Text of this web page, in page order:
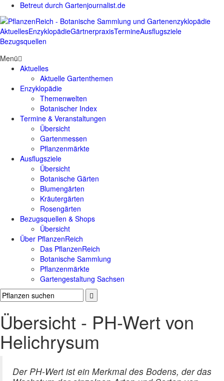
Betreut durch Gartenjournalist.de
AktuellesEnzyklopädieGärtnerpraxisTermineAusflugsziele
Bezugsquellen
Menü
Aktuelles
Aktuelle Gartenthemen
Enzyklopädie
Themenwelten
Botanischer Index
Termine & Veranstaltungen
Übersicht
Gartenmessen
Pflanzenmärkte
Ausflugsziele
Übersicht
Botanische Gärten
Blumengärten
Kräutergärten
Rosengärten
Bezugsquellen & Shops
Übersicht
Über PflanzenReich
Das PflanzenReich
Botanische Sammlung
Pflanzenmärkte
Gartengestaltung Sachsen
Übersicht - PH-Wert von
Helichrysum
Der PH-Wert ist ein Merkmal des Bodens, der das